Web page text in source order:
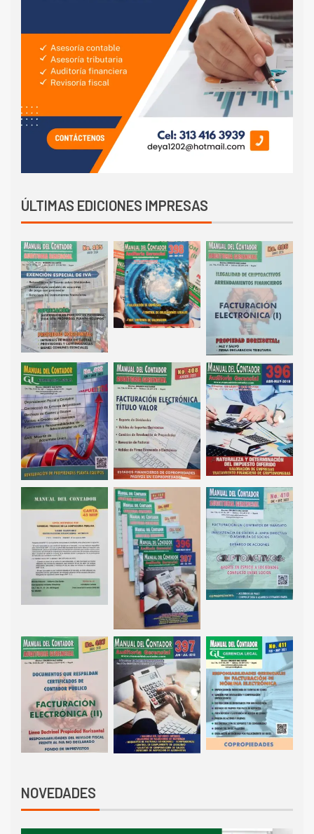
ÚLTIMAS EDICIONES IMPRESAS
NOVEDADES